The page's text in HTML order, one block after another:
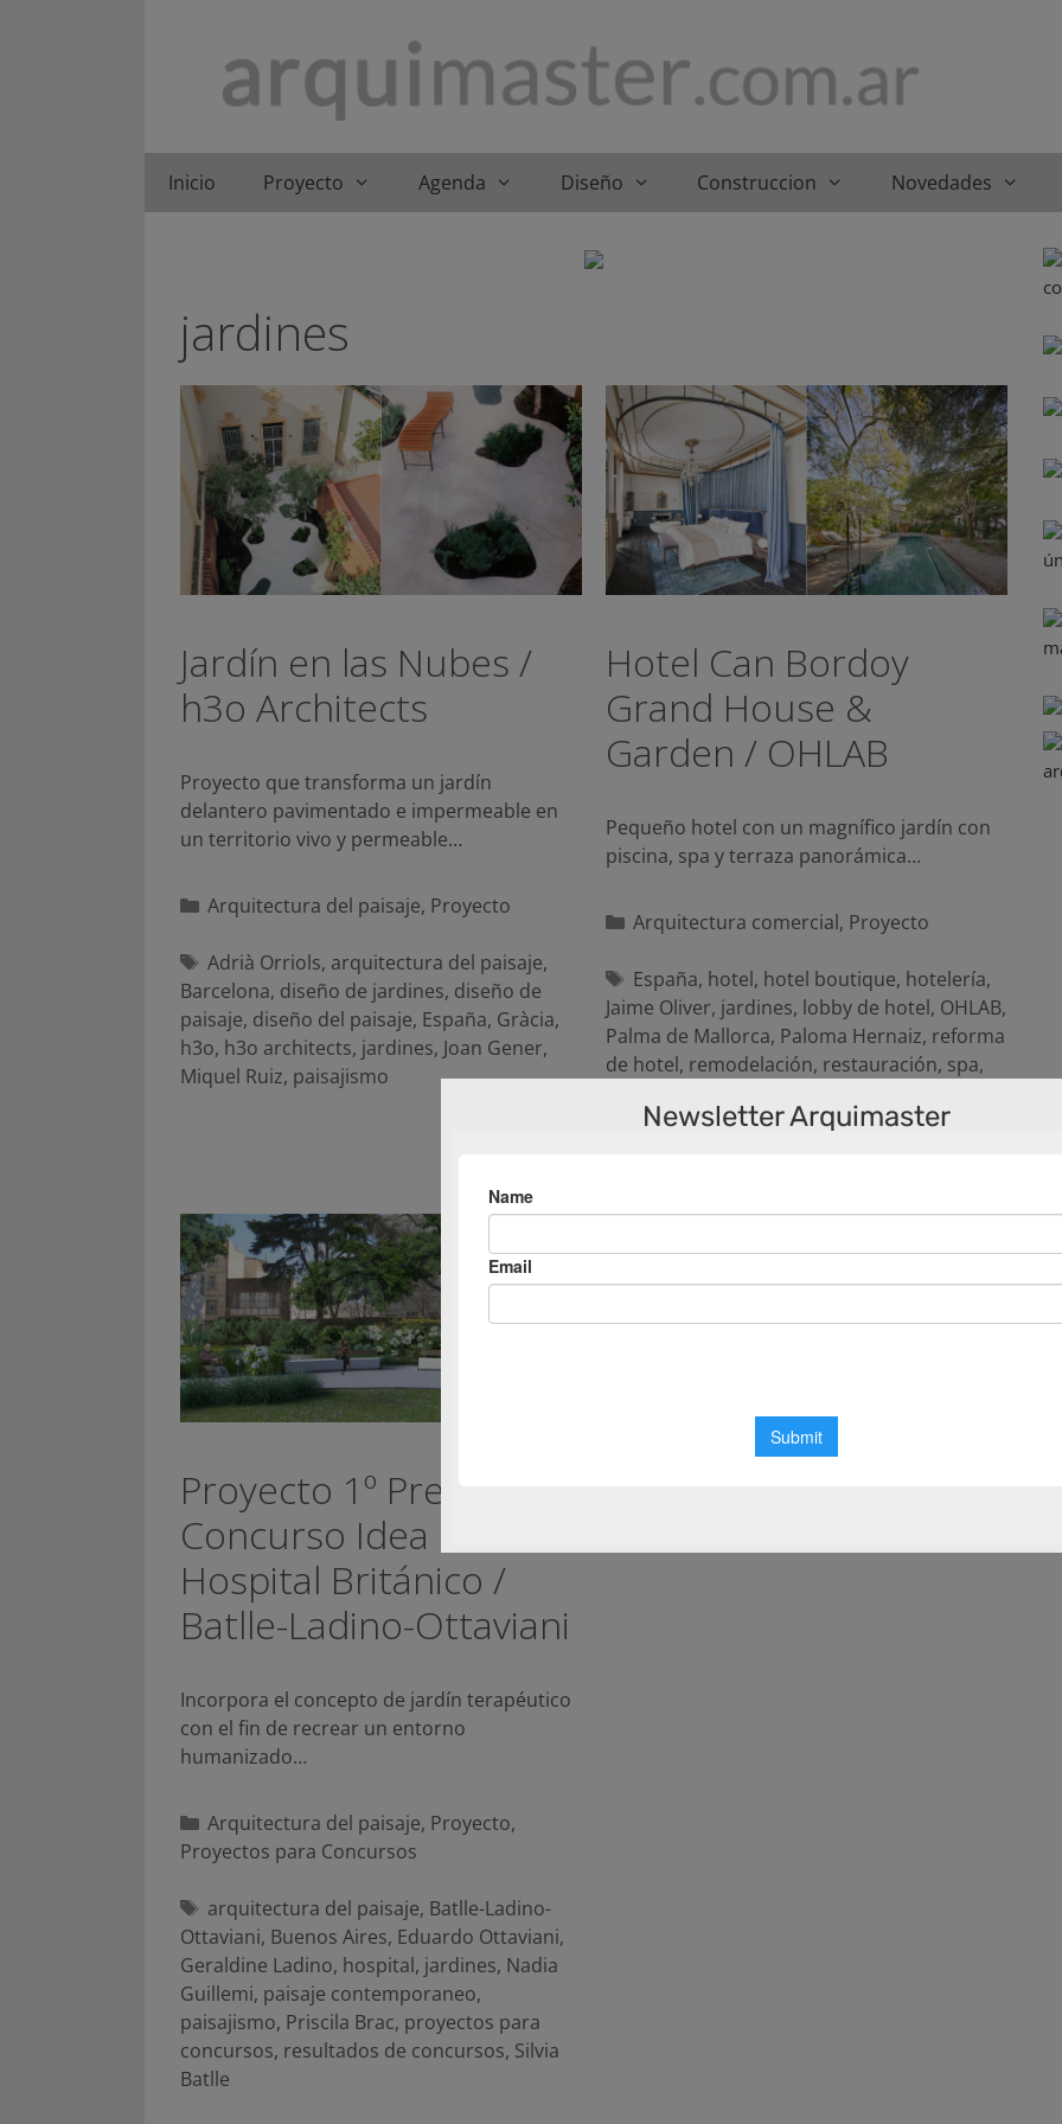
Inicio Proyecto Agenda Diseño Construccion Novedades
jardines
Jardín en las Nubes /
h3o Architects
Proyecto que transforma un jardín
delantero pavimentado e impermeable en
un territorio vivo y permeable…
Categorías
Arquitectura del paisaje, Proyecto
Etiquetas
Adrià Orriols, arquitectura del paisaje,
Barcelona, diseño de jardines, diseño de
paisaje, diseño del paisaje, España, Gràcia,
h3o, h3o architects, jardines, Joan Gener,
Miquel Ruiz, paisajismo
Hotel Can Bordoy
Grand House &
Garden / OHLAB
Pequeño hotel con un magnífico jardín con
piscina, spa y terraza panorámica…
Categorías
Arquitectura comercial, Proyecto
Etiquetas
España, hotel, hotel boutique, hotelería,
Jaime Oliver, jardines, lobby de hotel, OHLAB,
Palma de Mallorca, Paloma Hernaiz, reforma
de hotel, remodelación, restauración, spa,
Proyecto 1º Premio
Concurso Idea Raíz
Hospital Británico /
Batlle-Ladino-Ottaviani
Incorpora el concepto de jardín terapéutico
con el fin de recrear un entorno
humanizado…
Categorías
Arquitectura del paisaje, Proyecto,
Proyectos para Concursos
Etiquetas
arquitectura del paisaje, Batlle-Ladino-
Ottaviani, Buenos Aires, Eduardo Ottaviani,
Geraldine Ladino, hospital, jardines, Nadia
Guillemi, paisaje contemporaneo,
paisajismo, Priscila Brac, proyectos para
concursos, resultados de concursos, Silvia
Batlle
Newsletter Arquimaster